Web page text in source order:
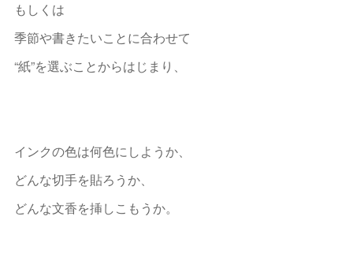
もしくは
季節や書きたいことに合わせて
“紙”を選ぶことからはじまり、
インクの色は何色にしようか、
どんな切手を貼ろうか、
どんな文香を挿しこもうか。